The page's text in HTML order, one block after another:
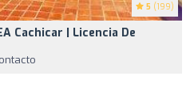
5 (199)
Cachicar | Licencia De